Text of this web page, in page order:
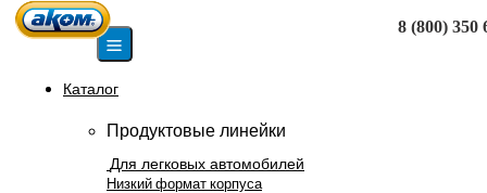
Москва 8 (800) 350
Каталог
Продуктовые линейки
Для легковых автомобилей
Низкий формат корпуса